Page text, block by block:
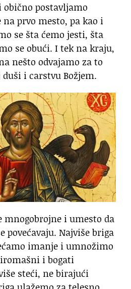
postavljamo
na prvo mesto, pa kao i
se šta ćemo jesti, šta
se obući. I tek na kraju,
nešto odvajamo za to
i carstvu Božjem.
mnogobrojne i umesto da
povećavaju. Najviše briga
imanje i umnožimo
i bogati
steći, ne birajući